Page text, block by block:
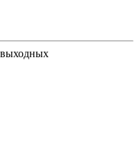
выходных